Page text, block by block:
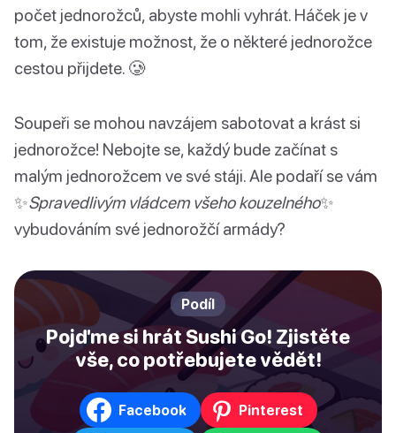
počet jednorožců, abyste mohli vyhrát. Háček je v
tom, že existuje možnost, že o některé jednorožce
cestou přijdete. 🥲
Soupeři se mohou navzájem sabotovat a krást si
jednorožce! Nebojte se, každý bude začínat s
malým jednorožcem ve své stáji. Ale podaří se vám
✨Spravedlivým vládcem všeho kouzelného✨
vybudováním své jednorožčí armády?
Podíl
Pojďme si hrát Sushi Go! Zjistěte
vše, co potřebujete vědět!
Facebook Pinterest